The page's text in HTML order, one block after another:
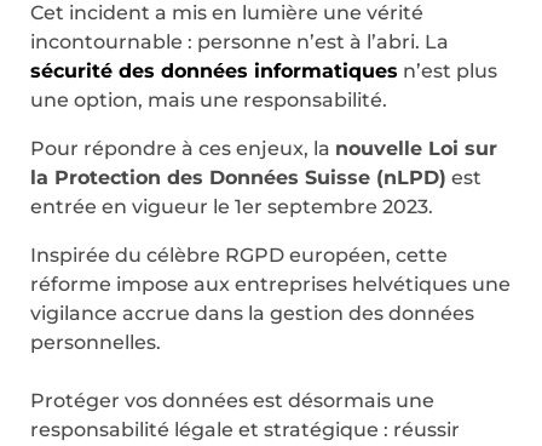
Cet incident a mis en lumière une vérité
incontournable : personne n’est à l’abri. La
sécurité des données informatiques n’est plus
une option, mais une responsabilité.
Pour répondre à ces enjeux, la nouvelle Loi sur
la Protection des Données Suisse (nLPD) est
entrée en vigueur le 1er septembre 2023.
Inspirée du célèbre RGPD européen, cette
réforme impose aux entreprises helvétiques une
vigilance accrue dans la gestion des données
personnelles.
Protéger vos données est désormais une
responsabilité légale et stratégique : réussir